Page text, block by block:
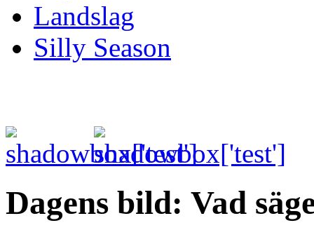
Landslag
Silly Season
Dagens bild: Vad